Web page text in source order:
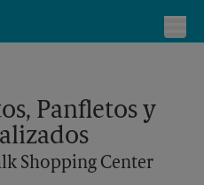
Center
Panfletos y
Shopping Center